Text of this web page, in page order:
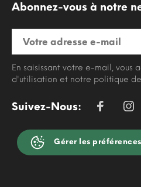
Abonnez-vous à notre
En saisissant votre e-mail, vous
d'utilisation et notre politique
Suivez-Nous:
Gérer les